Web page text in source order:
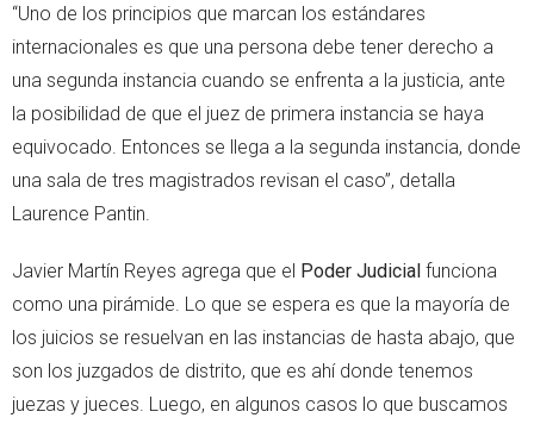
“Uno de los principios que marcan los estándares
internacionales es que una persona debe tener derecho a
una segunda instancia cuando se enfrenta a la justicia, ante
la posibilidad de que el juez de primera instancia se haya
equivocado. Entonces se llega a la segunda instancia, donde
una sala de tres magistrados revisan el caso”, detalla
Laurence Pantin.
Javier Martín Reyes agrega que el Poder Judicial funciona
como una pirámide. Lo que se espera es que la mayoría de
los juicios se resuelvan en las instancias de hasta abajo, que
son los juzgados de distrito, que es ahí donde tenemos
juezas y jueces. Luego, en algunos casos lo que buscamos